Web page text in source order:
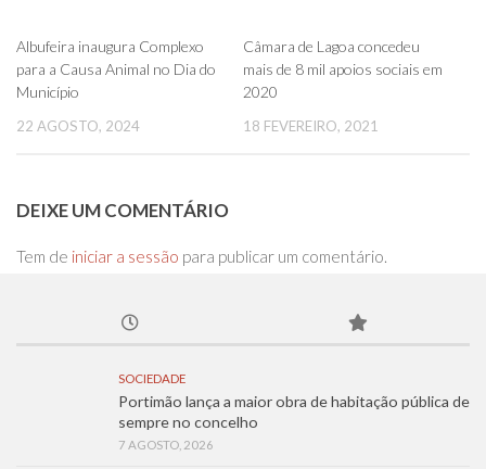
Albufeira inaugura Complexo
para a Causa Animal no Dia do
Município
22 AGOSTO, 2024
Câmara de Lagoa concedeu
mais de 8 mil apoios sociais em
2020
18 FEVEREIRO, 2021
DEIXE UM COMENTÁRIO
Tem de iniciar a sessão para publicar um comentário.
SOCIEDADE
Portimão lança a maior obra de habitação pública de
sempre no concelho
7 AGOSTO, 2026